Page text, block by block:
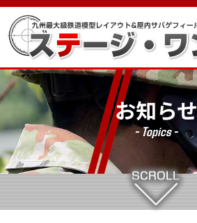
お知らせ
- Topics -